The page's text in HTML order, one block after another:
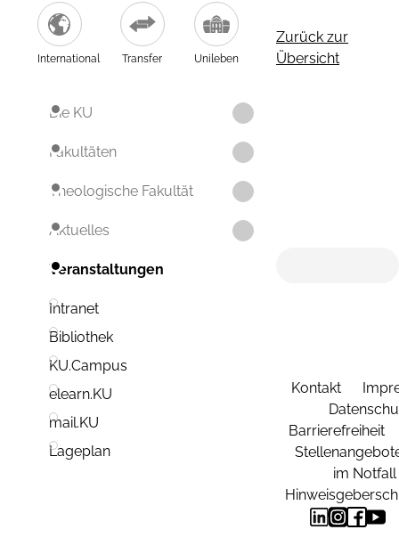
International Transfer Unileben
Die KU
Fakultäten
Theologische Fakultät
Aktuelles
Veranstaltungen
Intranet
Bibliothek
KU.Campus
elearn.KU
mail.KU
Lageplan
Zurück zur
Übersicht
Kontakt
Barrierefreiheit
im Notfall